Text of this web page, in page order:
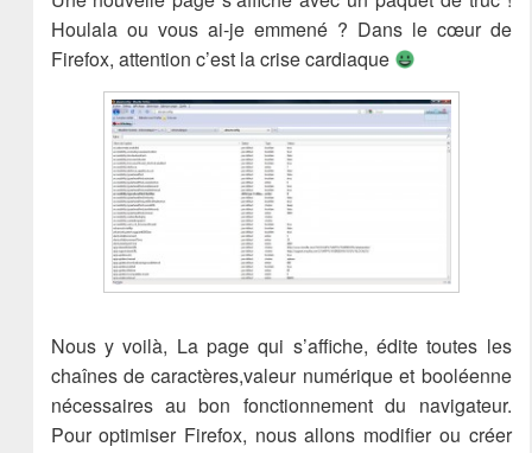
Houlala ou vous ai-je emmené ? Dans le cœur de
Firefox, attention c’est la crise cardiaque
Nous y voilà, La page qui s’affiche, édite toutes les
chaînes de caractères,valeur numérique et booléenne
nécessaires au bon fonctionnement du navigateur.
Pour optimiser Firefox, nous allons modifier ou créer